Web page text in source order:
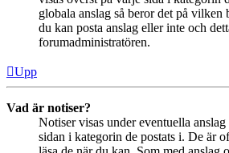
globala anslag så beror det på vilken
du kan posta anslag eller inte och
forumadministratören.
Upp
Vad är notiser?
Notiser visas under eventuella anslag
sidan i kategorin de postats i. De är